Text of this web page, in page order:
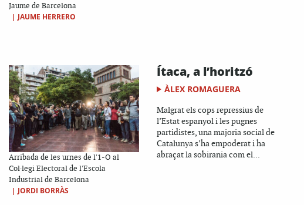
Jaume de Barcelona
| JAUME HERRERO
Arribada de les urnes de l'1-O al
Col·legi Electoral de l'Escola
Industrial de Barcelona
| JORDI BORRÀS
Ítaca, a l’horitzó
ÀLEX ROMAGUERA
Malgrat els cops repressius de
l’Estat espanyol i les pugnes
partidistes, una majoria social de
Catalunya s’ha empoderat i ha
abraçat la sobirania com el...